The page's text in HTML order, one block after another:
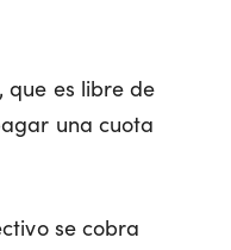
que es libre de
una cuota
se cobra